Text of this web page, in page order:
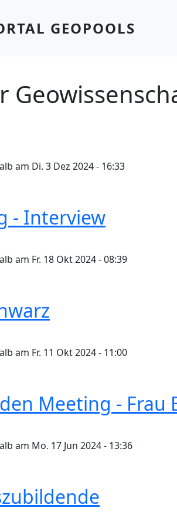
GEOPOOLS
am Di. 3 Dez 2024 - 16:33
- Interview
am Fr. 18 Okt 2024 - 08:39
am Fr. 11 Okt 2024 - 11:00
Meeting - Frau
am Mo. 17 Jun 2024 - 13:36